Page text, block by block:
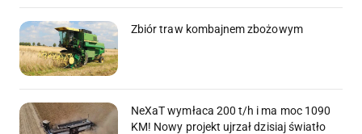
Zbiór traw kombajnem zbożowym
NeXaT wymłaca 200 t/h i ma moc 1090
KM! Nowy projekt ujrzał dzisiaj światło